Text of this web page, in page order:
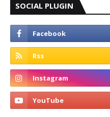
SOCIAL PLUGIN